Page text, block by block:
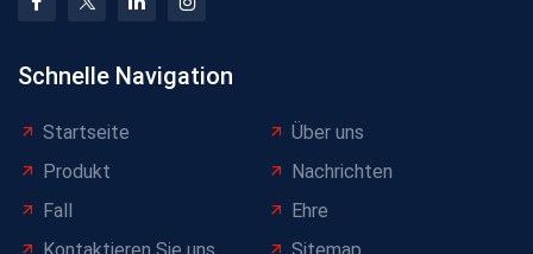
Schnelle Navigation
Startseite
Über uns
Produkt
Nachrichten
Fall
Ehre